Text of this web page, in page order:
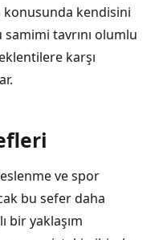
konusunda kendisini
tavrını olumlu
karşı
ve spor
bu sefer daha
bir yaklaşım